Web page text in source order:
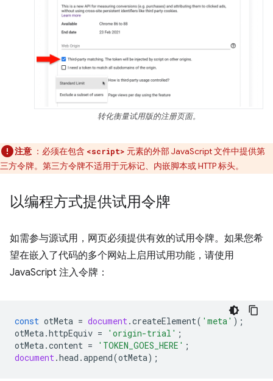
转化衡量试用版的注册页面。
注意 ：必须在包含 <script> 元素的外部 JavaScript 文件中提供第
三方令牌。第三方令牌不适用于元标记、内嵌脚本或 HTTP 标头。
以编程方式提供试用令牌
如需参与源试用，网页必须提供有效的试用令牌。如果您希
望在嵌入了代码的多个网站上启用试用功能，请使用
JavaScript 注入令牌：
const otMeta = document.createElement( 'meta' );
otMeta.httpEquiv = 'origin-trial' ;
otMeta.content = 'TOKEN_GOES_HERE' ;
document.head .append(otMeta);